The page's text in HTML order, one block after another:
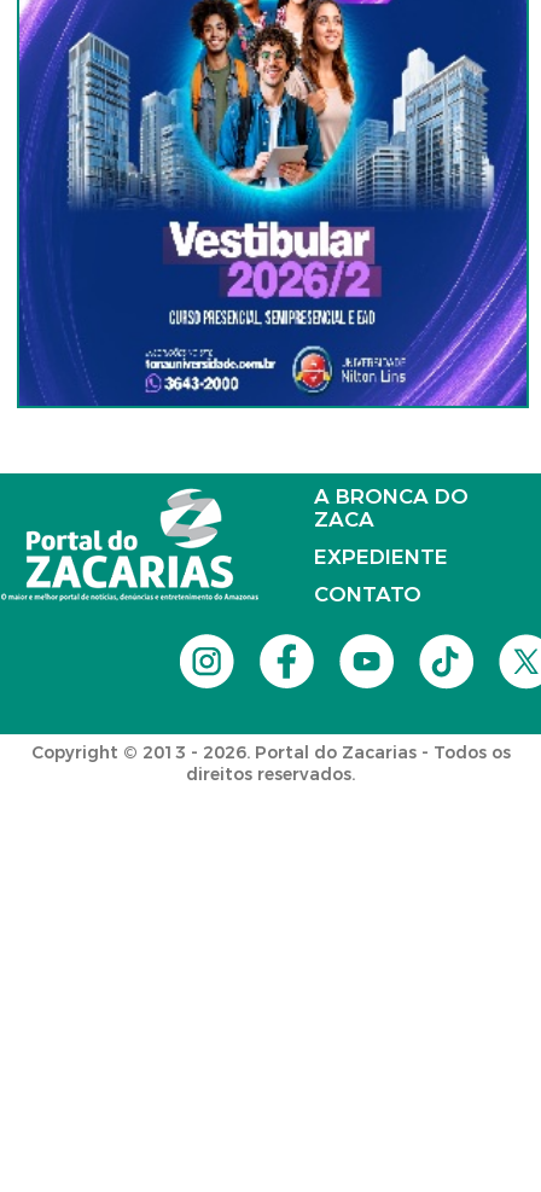
A BRONCA DO
ZACA
EXPEDIENTE
CONTATO
Copyright © 2013 - 2026. Portal do Zacarias - Todos os
direitos reservados.